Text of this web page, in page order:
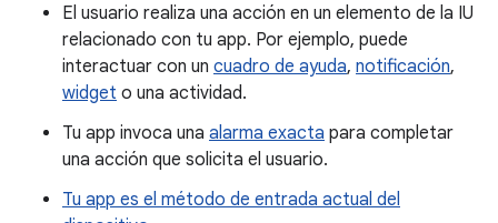
El usuario realiza una acción en un elemento de la IU
relacionado con tu app. Por ejemplo, puede
interactuar con un cuadro de ayuda, notificación,
widget o una actividad.
Tu app invoca una alarma exacta para completar
una acción que solicita el usuario.
Tu app es el método de entrada actual del